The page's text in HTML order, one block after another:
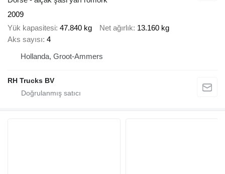
2009
Yük kapasitesi 47.840 kg Net ağırlık 13.160 kg
Aks sayısı 4
Hollanda, Groot-Ammers
RH Trucks BV